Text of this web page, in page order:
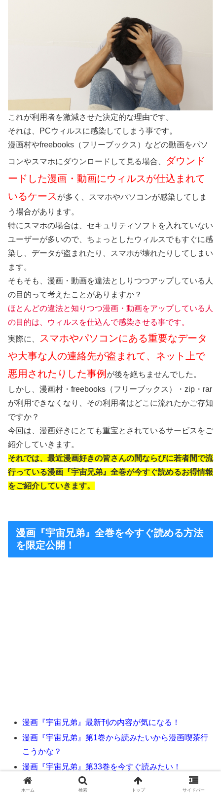
これが利用者を激減させた決定的な理由です。
それは、PCウィルスに感染してしまう事です。
漫画村やfreebooks（フリーブックス）などの動画をパソ
コンやスマホにダウンロードして見る場合、
ダウンド
ードした漫画・動画にウィルスが仕込まれて
いるケース が多く、スマホやパソコンが感染してしま
う場合があります。
特にスマホの場合は、セキュリティソフトを入れていない
ユーザーが多いので、ちょっとしたウィルスでもすぐに感
染し、データが盗まれたり、スマホが壊れたりしてしまい
ます。
そもそも、漫画・動画を違法としりつつアップしている人
の目的って考えたことがありますか？
ほとんどの違法と知りつつ漫画・動画をアップしている人
の目的は、ウィルスを仕込んで感染させる事です。
実際に、
スマホやパソコンにある重要なデータ
や大事な人の連絡先が盗まれて、ネット上で
悪用されたりした事例 が後を絶ちませんでした。
しかし、漫画村・freebooks（フリーブックス）・zip・rar
が利用できなくなり、その利用者はどこに流れたかご存知
ですか？
今回は、漫画好きにとても重宝とされているサービスをご
紹介していきます。
それでは、最近漫画好きの皆さんの間ならびに若者間で流
行っている漫画『宇宙兄弟』全巻が今すぐ読めるお得情報
をご紹介していきます。
漫画『宇宙兄弟』全巻を今すぐ読める方法
を限定公開！
漫画『宇宙兄弟』最新刊の内容が気になる！
漫画『宇宙兄弟』第1巻から読みたいから漫画喫茶行
こうかな？
漫画『宇宙兄弟』第33巻を今すぐ読みたい！
ホーム 検索 トップ サイドバー